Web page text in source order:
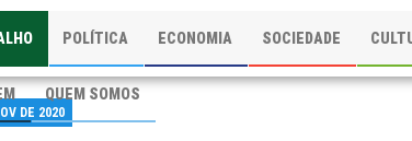
POLÍTICA ECONOMIA SOCIEDADE
QUEM SOMOS
DE 2020